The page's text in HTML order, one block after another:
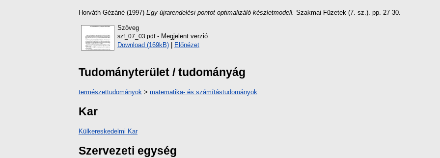
Horváth Gézáné (1997) Egy újrarendelési pontot optimalizáló készletmodell. Szakmai Füzetek (7. sz.). pp. 27-30.
Szöveg
szf_07_03.pdf- Megjelent verzió
Download (169kB) | Előnézet
Tudományterület / tudományág
természettudományok > matematika- és számítástudományok
Kar
Külkereskedelmi Kar
Szervezeti egység